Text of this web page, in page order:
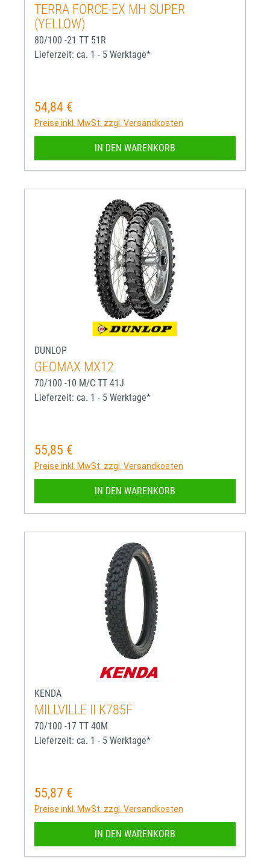
TERRA FORCE-EX MH SUPER
(YELLOW)
80/100 -21 TT 51R
Lieferzeit: ca. 1 - 5 Werktage*
Regulärer Preis:
54,84 €
Preise inkl. MwSt. zzgl. Versandkosten
IN DEN WARENKORB
DUNLOP
GEOMAX MX12
70/100 -10 M/C TT 41J
Lieferzeit: ca. 1 - 5 Werktage*
Regulärer Preis:
55,85 €
Preise inkl. MwSt. zzgl. Versandkosten
IN DEN WARENKORB
KENDA
MILLVILLE II K785F
70/100 -17 TT 40M
Lieferzeit: ca. 1 - 5 Werktage*
Regulärer Preis:
55,87 €
Preise inkl. MwSt. zzgl. Versandkosten
IN DEN WARENKORB